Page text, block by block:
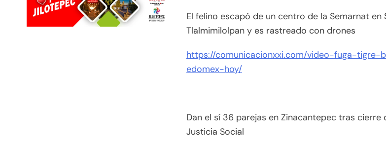
El felino escapó de un centro de la Semarnat en
Tlalmimilolpan y es rastreado con drones
https://comunicacionxxi.com/video-fuga-tigre-
edomex-hoy/
Dan el sí 36 parejas en Zinacantepec tras cierre
Justicia Social